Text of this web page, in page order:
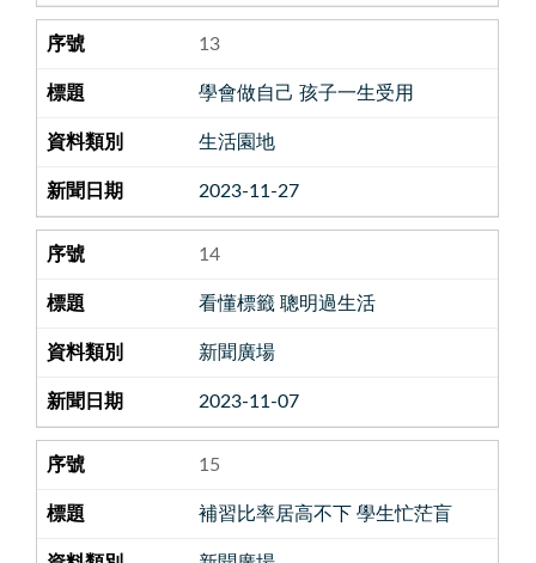
13
學會做自己 孩子一生受用
生活園地
2023-11-27
14
看懂標籤 聰明過生活
新聞廣場
2023-11-07
15
補習比率居高不下 學生忙茫盲